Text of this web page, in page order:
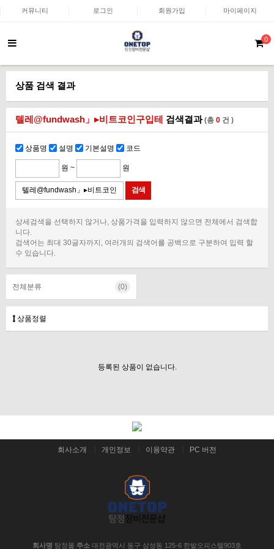
커뮤니티 로그인 회원가입 마이페이지
0
상품 검색 결과
텔레@fundwash」▸비트코인구입테 검색결과(총 0 건 )
상품명 설명 기본설명 코드
원 ~ 원
상세검색을 선택하지 않거나, 상품가격을 입력하지 않으면 전체에서 검색합
니다.
검색어는 최대 30글자까지, 여러개의 검색어를 공백으로 구분하여 입력 할
수 있습니다.
전체분류 (0)
상품정렬
등록된 상품이 없습니다.
회사소개 개인정보 이용약관 PC 버전
회사명 탐정몰 주소 대전광역시 동구 삼성동 125-6 한밭오피스텔903호